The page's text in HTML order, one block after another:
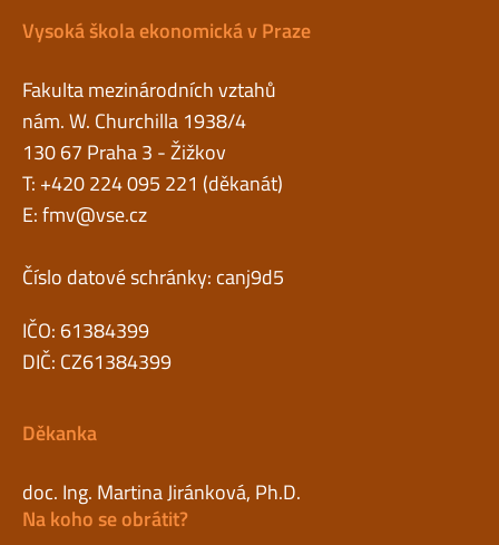
Vysoká škola ekonomická v Praze
Fakulta mezinárodních vztahů
nám. W. Churchilla 1938/4
130 67 Praha 3 - Žižkov
T: +420 224 095 221 (děkanát)
E:fmv@vse.cz
Číslo datové schránky: canj9d5
IČO: 61384399
DIČ: CZ61384399
Děkanka
doc. Ing. Martina Jiránková, Ph.D.
Na koho se obrátit?